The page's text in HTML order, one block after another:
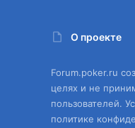
О проекте
Forum.poker.ru
целях и не
пользователей.
политике